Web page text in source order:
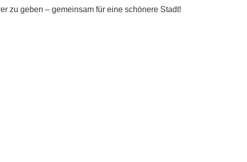
zu geben – gemeinsam für eine schönere Stadt!